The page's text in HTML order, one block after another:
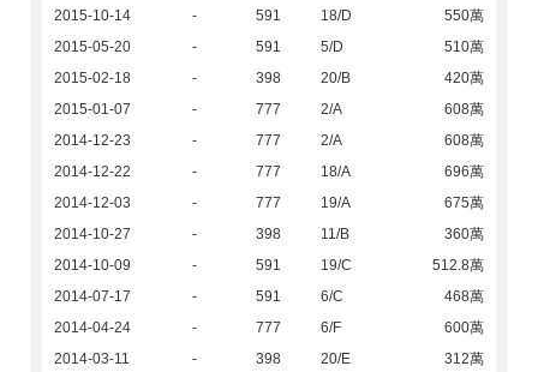
2015-10-14
- 591 18/D
550萬
2015-05-20
- 591 5/D
510萬
2015-02-18
- 398 20/B
420萬
2015-01-07
- 777 2/A
608萬
2014-12-23
- 777 2/A
608萬
2014-12-22
- 777 18/A
696萬
2014-12-03
- 777 19/A
675萬
2014-10-27
- 398 11/B
360萬
2014-10-09
- 591 19/C
512.8萬
2014-07-17
- 591 6/C
468萬
2014-04-24
- 777 6/F
600萬
2014-03-11
- 398 20/E
312萬